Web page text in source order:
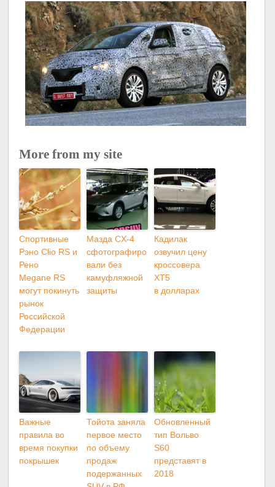
More from my site
Спортивные
Рэно Clio RS и
Рено
Megane RS
могут покинуть
рынок
Российской
Федерации
Мазда CX-4
сфотографиро
вали без
камуфляжной
защиты
Кадилак
озвучил цену
кроссовера
XT5
в долларах
Важные
правила во
время покупки
покрышек
Тойота заняла
первое место
по объему
продаж
подержанных
Обновленный
тип Вольво
S60
представят в
2018